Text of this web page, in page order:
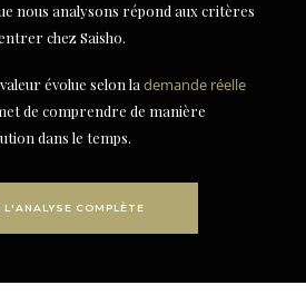
nous analysons répond aux critères
chez Saisho.
évolue selon la demande réelle
de comprendre de manière
dans le temps.
L'ANALYSE COMPLÈTE